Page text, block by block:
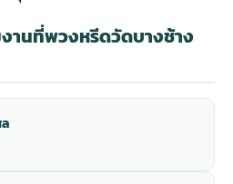
านที่พวงหรีดวัดบางช้าง